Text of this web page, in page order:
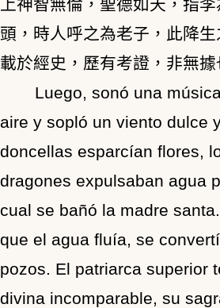
上神智無倫，聖德如天，指
頭，時人呼之為老子，此降
載於經史，歷有考證，非無據
Luego, sonó una
aire y sopló un viento dulce
doncellas esparcían flores,
dragones expulsaban agua
cual se bañó la madre
que el agua fluía, se
pozos. El patriarca superior
divina incomparable, su